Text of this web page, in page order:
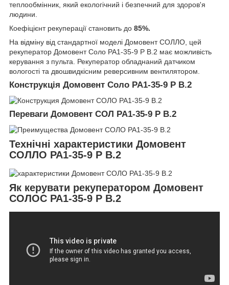
теплообмінник, який екологічний і безпечний для здоров'я
людини.
Коефіцієнт рекуперації становить до 85%.
На відміну від стандартної моделі Домовент СОЛЛО, цей
рекуператор Домовент Соло РА1-35-9 Р В.2 має можливість
керування з пульта. Рекуператор обладнаний датчиком
вологості та двошвидкісним реверсивним вентилятором.
Конструкція Домовент Соло РА1-35-9 Р В.2
Переваги Домовент СОЛ РА1-35-9 Р В.2
Технічні характеристики Домовент
СОЛЛО РА1-35-9 Р В.2
Як керувати рекуператором Домовент
СОЛОС РА1-35-9 Р В.2